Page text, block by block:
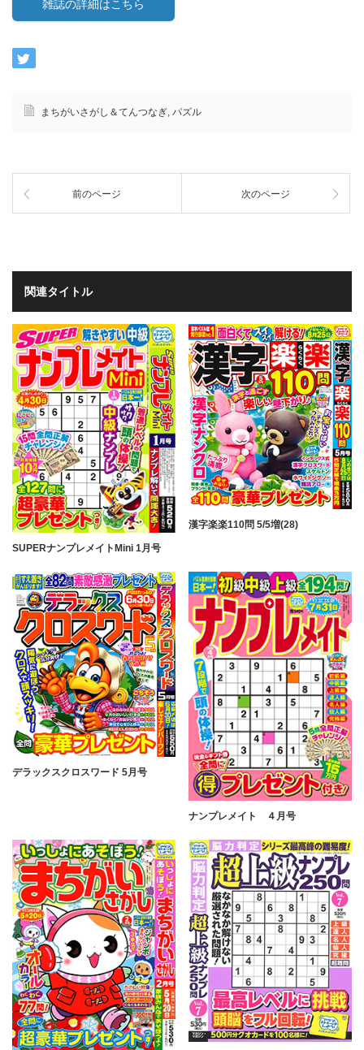
雑誌の詳細はこちら
まちがいさがし＆てんつなぎ, パズル
前のページ 次のページ
関連タイトル
SUPERナンプレメイトMini 1月号
漢字楽楽110問 5/5増(28)
デラックスクロスワード 5月号
ナンプレメイト ４月号